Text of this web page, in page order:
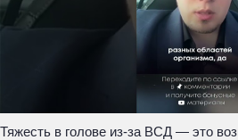
Тяжесть в голове из-за ВСД — это